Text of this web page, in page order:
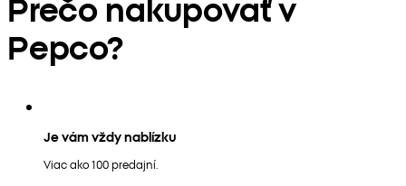
Pepco?
Je vám vždy nablízku
Viac ako 100 predajní.